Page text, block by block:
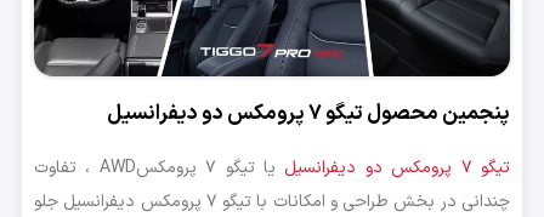
پنجمین محصول تیگو ۷ پرومکس دو دیفرانسیل
تیگو ۷ پرومکس دو دیفرانسیل
یا تیگو ۷ پرومکسAWD ، تفاوت
چندانی در بخش طراحی و امکانات با تیگو ۷ پرومکس دیفرانسیل جلو